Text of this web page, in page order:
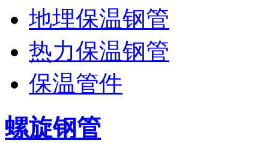
地埋保温钢管
热力保温钢管
保温管件
螺旋钢管